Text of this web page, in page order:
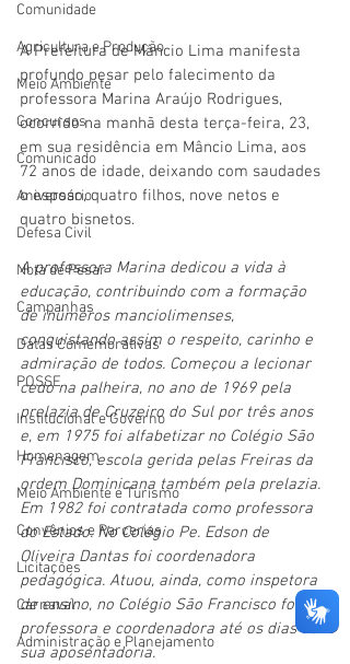
Comunidade
Agricultura e Produção
Meio Ambiente
Concursos
Comunicado
Aniversário
Defesa Civil
Nota de Pesar
Campanhas
Datas Comemorativas
POSSE
Institucional e Governo
Homenagem
Meio Ambiente e Turismo
Convênios e Parcerias
Licitações
Carnaval
Administração e Planejamento
A Prefeitura de Mâncio Lima manifesta
profundo pesar pelo falecimento da
professora Marina Araújo Rodrigues,
ocorrido na manhã desta terça-feira, 23,
em sua residência em Mâncio Lima, aos
72 anos de idade, deixando com saudades
o esposo, quatro filhos, nove netos e
quatro bisnetos.
A professora Marina dedicou a vida à
educação, contribuindo com a formação
de inúmeros manciolimenses,
conquistando assim o respeito, carinho e
admiração de todos. Começou a lecionar
cedo na palheira, no ano de 1969 pela
prelazia de Cruzeiro do Sul por três anos
e, em 1975 foi alfabetizar no Colégio São
Francisco, escola gerida pelas Freiras da
ordem Dominicana também pela prelazia.
Em 1982 foi contratada como professora
do Estado. No Colégio Pe. Edson de
Oliveira Dantas foi coordenadora
pedagógica. Atuou, ainda, como inspetora
de ensino, no Colégio São Francisco foi
professora e coordenadora até os dias de
sua aposentadoria.